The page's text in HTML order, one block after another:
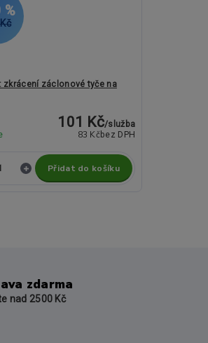
%
zkrácení záclonové tyče na
101 Kč/služba
83 Kč bez DPH
Přidat do košíku
zdarma
nad 2500 Kč